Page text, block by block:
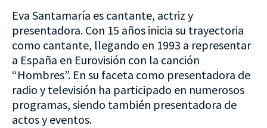
Eva Santamaría es cantante, actriz y
presentadora. Con 15 años inicia su trayectoria
como cantante, llegando en 1993 a representar
a España en Eurovisión con la canción
“Hombres”. En su faceta como presentadora de
radio y televisión ha participado en numerosos
programas, siendo también presentadora de
actos y eventos.